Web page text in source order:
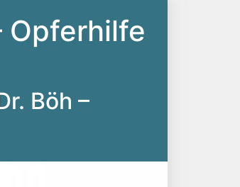
Opferhilfe
Böh –